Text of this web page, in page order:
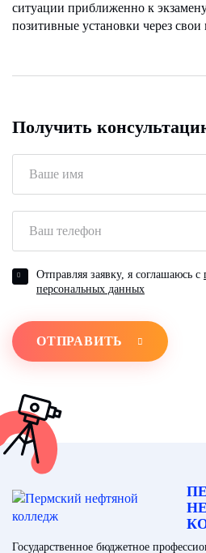
ситуации приближенно к
позитивные установки через
Получить
Отправляя заявку, я соглашаюсь с
персональных данных
ОТПРАВИТЬ
Государственное бюджетное